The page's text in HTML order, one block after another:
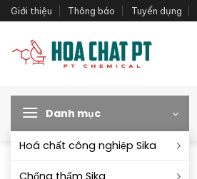
Bỏ
qua
dung
Giới thiệu Thông báo Tuyển dụng
Danh mục
Hoá chất công nghiệp Sika
Chống thấm Sika